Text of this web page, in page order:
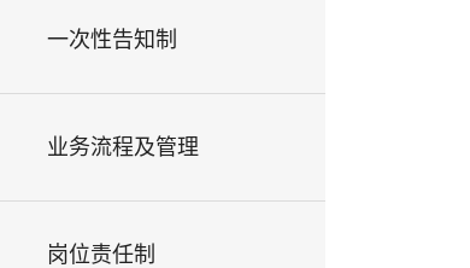
一次性告知制
业务流程及管理
岗位责任制